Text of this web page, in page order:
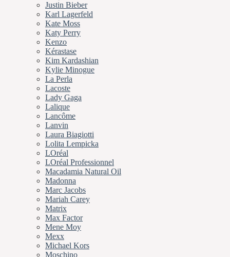
Justin Bieber
Karl Lagerfeld
Kate Moss
Katy Perry
Kenzo
Kérastase
Kim Kardashian
Kylie Minogue
La Perla
Lacoste
Lady Gaga
Lalique
Lancôme
Lanvin
Laura Biagiotti
Lolita Lempicka
LOréal
LOréal Professionnel
Macadamia Natural Oil
Madonna
Marc Jacobs
Mariah Carey
Matrix
Max Factor
Mene Moy
Mexx
Michael Kors
Moschino